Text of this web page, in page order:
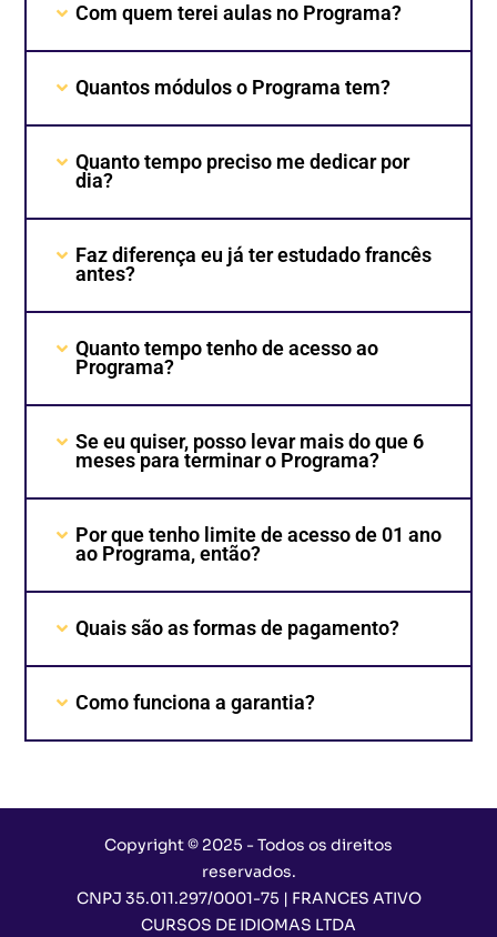
Com quem terei aulas no Programa?
Quantos módulos o Programa tem?
Quanto tempo preciso me dedicar por
dia?
Faz diferença eu já ter estudado francês
antes?
Quanto tempo tenho de acesso ao
Programa?
Se eu quiser, posso levar mais do que 6
meses para terminar o Programa?
Por que tenho limite de acesso de 01 ano
ao Programa, então?
Quais são as formas de pagamento?
Como funciona a garantia?
Copyright © 2025 - Todos os direitos
reservados.
CNPJ 35.011.297/0001-75 | FRANCES ATIVO
CURSOS DE IDIOMAS LTDA